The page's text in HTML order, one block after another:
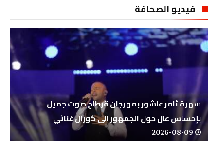
فيديو الصحافة
سهرة ثامر عاشور بمهرجان قرطاج صوت جميل
بإحساس عال حول الجمهور الى كورال غنائي
2026-08-09